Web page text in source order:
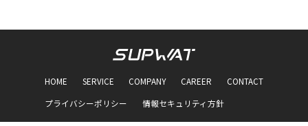
HOME SERVICE COMPANY CAREER CONTACT
プライバシーポリシー 情報セキュリティ方針